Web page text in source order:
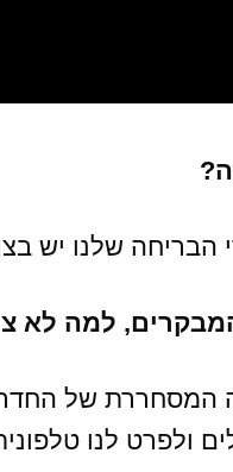
הבריחה שלנו יש
למה לא
המסחררת של
ולפרט לנו